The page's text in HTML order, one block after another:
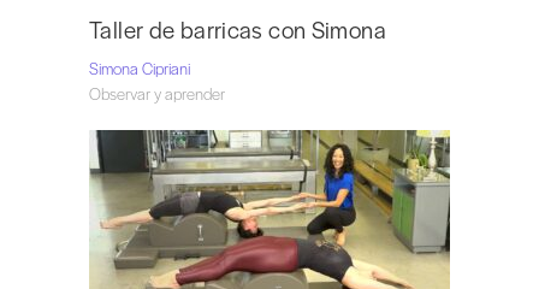
Taller de barricas con Simona
Simona Cipriani
Observar y aprender